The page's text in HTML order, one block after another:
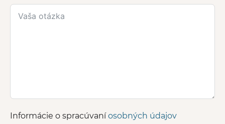
Informácie o spracúvaníosobných údajov